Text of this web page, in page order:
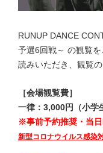
RUNUP DANCE
予選6回戦～ の観覧
読みいただき、観覧
［会場観覧費］
一律：3,000円（小学
※事前予約推奨・当
新型コロナウイルス感染